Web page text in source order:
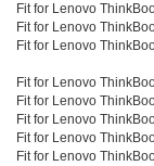
Fit for Lenovo
Fit for Lenovo
Fit for Lenovo
Fit for Lenovo
Fit for Lenovo
Fit for Lenovo
Fit for Lenovo
Fit for Lenovo